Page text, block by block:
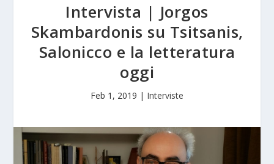
Intervista | Jorgos
Skambardonis su Tsitsanis,
Salonicco e la letteratura
oggi
Feb 1, 2019 | Interviste